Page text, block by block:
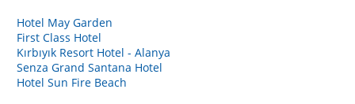
Hotel May Garden
First Class Hotel
Kırbıyık Resort Hotel - Alanya
Senza Grand Santana Hotel
Hotel Sun Fire Beach